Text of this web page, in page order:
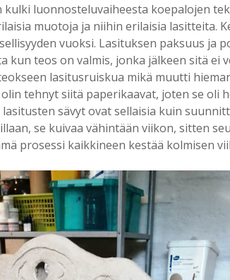
kulki luonnosteluvaiheesta koepalojen
muotoja ja niihin erilaisia lasitteita.
vuoksi. Lasituksen paksuus ja
kun teos on valmis, jonka jälkeen sitä ei
lasitusruiskua mikä muutti
tehnyt siitä paperikaavat, joten se oli
sävyt ovat sellaisia kuin
se kuivaa vähintään viikon, sitten
prosessi kaikkineen kestää kolmisen